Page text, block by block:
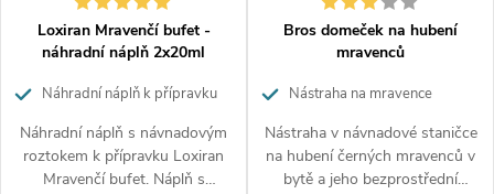
t
ů
Loxiran Mravenčí bufet -
náhradní náplň 2x20ml
Náhradní náplň k přípravku
Náhradní náplň s návnadovým
roztokem k přípravku Loxiran
Mravenčí bufet. Náplň s
Bros domeček na hubení
mravenců
Nástraha na mravence
Nástraha v návnadové staničce
na hubení černých mravenců v
bytě a jeho bezprostřední